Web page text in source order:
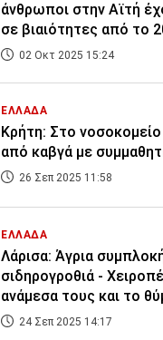
άνθρωποι στην Αϊτή
σε βιαιότητες από το
02 Οκτ 2025 15:24
ΕΛΛΑΔΑ
Κρήτη: Στο
από καβγά με
26 Σεπ 2025 11:58
ΕΛΛΑΔΑ
Λάρισα: Άγρια
σιδηρογροθιά -
ανάμεσα τους και το
24 Σεπ 2025 14:17